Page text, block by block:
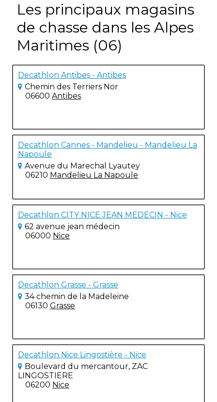
Les principaux magasins
de chasse dans les Alpes
Maritimes (06)
Decathlon Antibes - Antibes
Chemin des Terriers Nor
06600 Antibes
Decathlon Cannes - Mandelieu - Mandelieu La
Napoule
Avenue du Marechal Lyautey
06210 Mandelieu La Napoule
Decathlon CITY NICE JEAN MEDECIN - Nice
62 avenue jean médecin
06000 Nice
Decathlon Grasse - Grasse
34 chemin de la Madeleine
06130 Grasse
Decathlon Nice Lingostière - Nice
Boulevard du mercantour, ZAC
LINGOSTIERE
06200 Nice